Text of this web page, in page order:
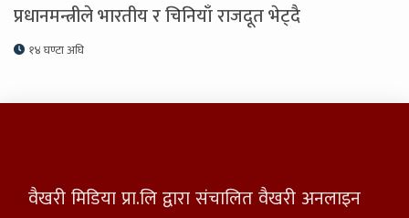
प्रधानमन्त्रीले भारतीय र चिनियाँ राजदूत भेट्दै
१४ घण्टा अघि
वैखरी मिडिया प्रा.लि द्वारा संचालित वैखरी अनलाइन